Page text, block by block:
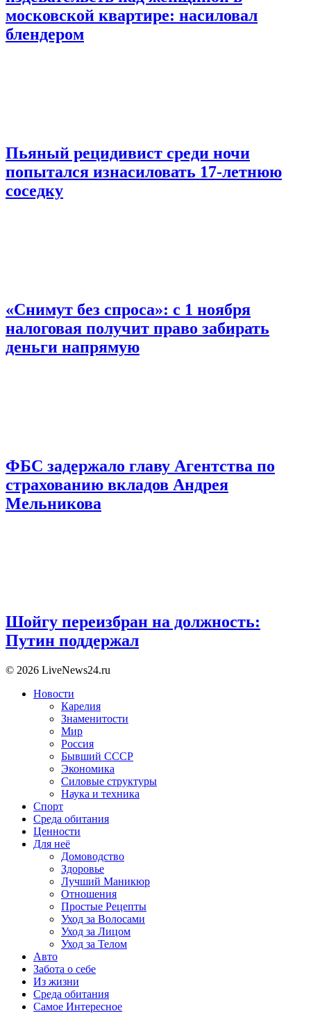
московской квартире: насиловал
блендером
Пьяный рецидивист среди ночи
попытался изнасиловать 17-летнюю
соседку
«Снимут без спроса»: с 1 ноября
налоговая получит право забирать
деньги напрямую
ФБС задержало главу Агентства по
страхованию вкладов Андрея
Мельникова
Шойгу переизбран на должность:
Путин поддержал
© 2026 LiveNews24.ru
Новости
Карелия
Знаменитости
Мир
Россия
Бывший СССР
Экономика
Силовые структуры
Наука и техника
Спорт
Среда обитания
Ценности
Для неё
Домоводство
Здоровье
Лучший Маникюр
Отношения
Простые Рецепты
Уход за Волосами
Уход за Лицом
Уход за Телом
Авто
Забота о себе
Из жизни
Среда обитания
Самое Интересное